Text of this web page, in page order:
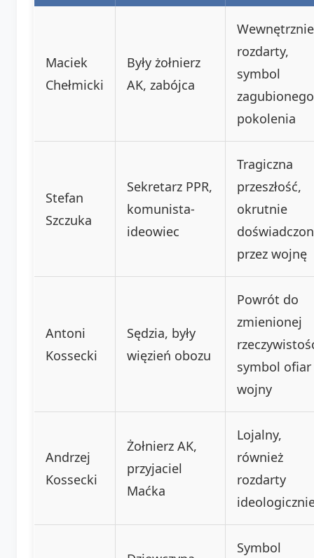
Maciek
Chełmicki
Były żołnierz
AK, zabójca
Wewnętrznie
rozdarty,
symbol
zagubionego
pokolenia
Stefan
Szczuka
Sekretarz PPR,
komunista-
ideowiec
Tragiczna
przeszłość,
okrutnie
przez wojnę
Antoni
Kossecki
Sędzia, były
więzień obozu
Powrót do
zmienionej
symbol ofiar
wojny
Andrzej
Kossecki
Żołnierz AK,
przyjaciel
Maćka
Lojalny,
również
rozdarty
Symbol